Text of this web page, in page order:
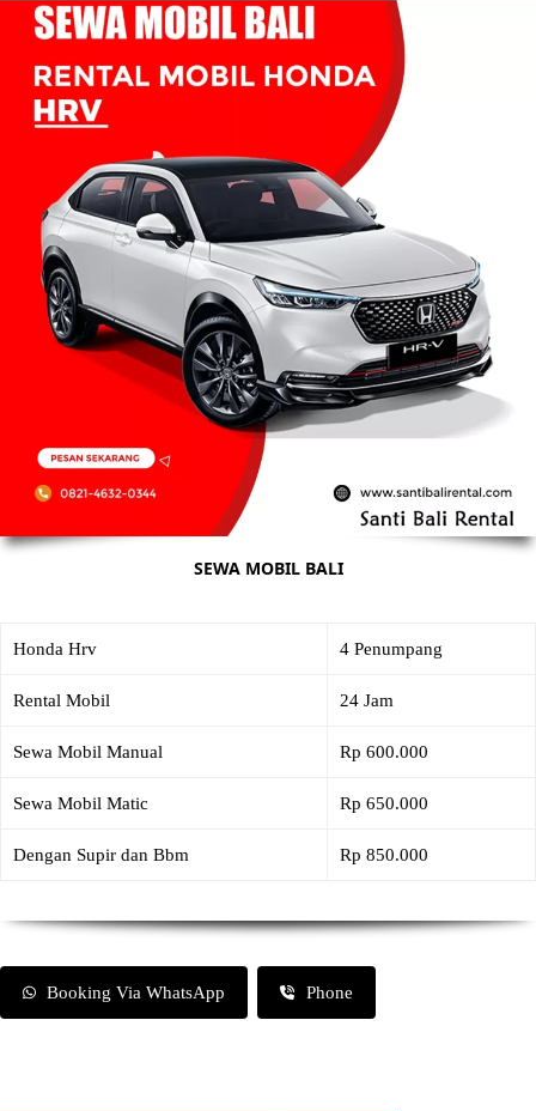
SEWA MOBIL BALI
Honda Hrv 4 Penumpang
Rental Mobil 24 Jam
Sewa Mobil Manual Rp 600.000
Sewa Mobil Matic Rp 650.000
Dengan Supir dan Bbm Rp 850.000
Booking Via WhatsApp Phone